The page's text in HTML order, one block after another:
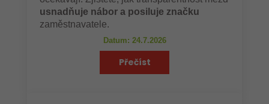
usnadňuje nábor a posiluje značku
zaměstnavatele.
Datum: 24.7.2026
Přečíst